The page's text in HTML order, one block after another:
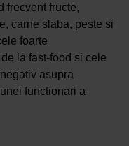
frecvent fructe,
carne slaba, peste si
foarte
la fast-food si cele
asupra
functionari a